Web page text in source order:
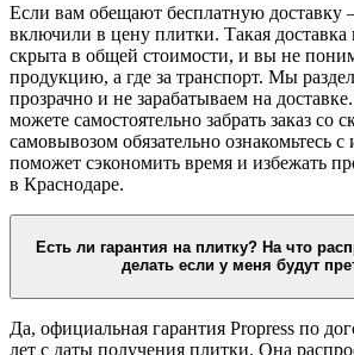
Если вам обещают бесплатную доставку
включили в цену плитки. Такая доставка
скрыта в общей стоимости, и вы не
продукцию, а где за транспорт. Мы
прозрачно и не зарабатываем на
можете самостоятельно забрать заказ со
самовывозом обязательно ознакомьтесь
поможет сэкономить время и избежать
в Краснодаре.
Есть ли гарантия на плитку? На что
делать если у меня будут
Да, официальная гарантия Propress по
лет с даты получения плитки. Она